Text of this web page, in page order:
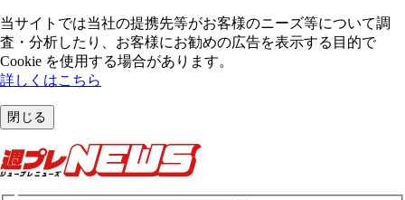
当サイトでは当社の提携先等がお客様のニーズ等について調
査・分析したり、お客様にお勧めの広告を表⽰する⽬的で
Cookie を使⽤する場合があります。
詳しくはこちら
閉じる